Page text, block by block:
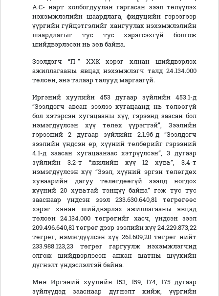
А.С- нарт холбогдуулан гаргасан зээл төлүүлэх
нэхэмжлэлийн шаардлага, фидуцийн гэрээгээр
үүргийн гүйцэтгэлийг хангуулах нэхэмжлэлийн
шаардлагыг тус тус хэрэгсэхгүй болгож
шийдвэрлэсэн нь зөв байна.
Зээлдэгч “П-” ХХК хэрэг хянан шийдвэрлэх
ажиллагааны явцад нэхэмжлэгч талд 24.134.000
төлсөн, энэ талаар талууд маргаагүй.
Иргэний хуулийн 453 дугаар зүйлийн 453.1-д
“Зээлдэгч авсан зээлээ хугацаанд нь төлөөгүй
бол хэтэрсэн хугацааны хүү, гэрээнд заасан бол
нэмэгдүүлсэн хүү төлөх үүрэгтэй”, Зээлийн
гэрээний 2 дугаар зүйлийн 2.1.9б-д ”Зээлдэгч
зээлийн үндсэн өр, хүүний төлбөрийг гэрээний
4.1-д заасан хугацаанаас хэтрүүлсэн”, 3 дугаар
зүйлийн 3.2-т “жилийн хүү 12 хувь”, 3.4-т
нэмэгдүүлсэн хүү “Зээл, хүүний эргэн төлөгдөх
хуваарийн дагуу төлөгдөөгүй зээлд ногдох
хүүний 20 хувьтай тэнцүү байна” гэж тус тус
зааснаар үндсэн зээл 233.630.640,81 төгрөгөөс
хэрэг хянан шийдвэрлэх ажиллагааны явцад
төлсөн 24.134.000 төгрөгийг хасч, үндсэн зээл
209.496.640,81 төгрөг дээр зээлийн хүү 24.229.873,22
төгрөг, нэмэгдүүлсэн хүү 261.609,20 төгрөг нийт
233.988.123,23 төгрөг гаргуулж нэхэмжлэгчид
олгож шийдвэрлэсэн анхан шатны шүүхийн
дүгнэлт үндэслэлтэй байна.
Мөн Иргэний хуулийн 153, 159, 174, 175 дугаар
зүйлүүдэд зааснаар дүгнэлт хийж, үүргийн